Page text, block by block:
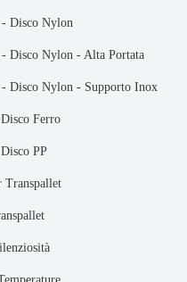
Disco Nylon
Disco Nylon - Alta Portata
- Disco Nylon - Supporto Inox
Ferro
PP
Transpallet